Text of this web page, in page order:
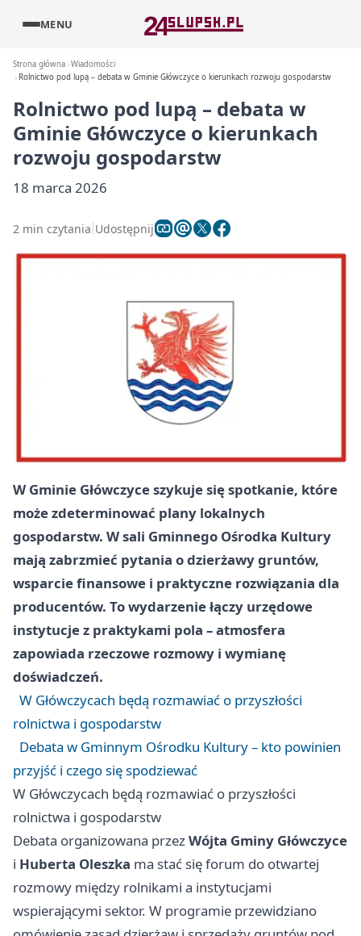
MENU
Strona główna Wiadomości
Rolnictwo pod lupą – debata w Gminie Główczyce o kierunkach rozwoju gospodarstw
Rolnictwo pod lupą – debata w
Gminie Główczyce o kierunkach
rozwoju gospodarstw
18 marca 2026
2 min czytania Udostępnij
W Gminie Główczyce szykuje się spotkanie, które
może zdeterminować plany lokalnych
gospodarstw. W sali Gminnego Ośrodka Kultury
mają zabrzmieć pytania o dzierżawy gruntów,
wsparcie finansowe i praktyczne rozwiązania dla
producentów. To wydarzenie łączy urzędowe
instytucje z praktykami pola – atmosfera
zapowiada rzeczowe rozmowy i wymianę
doświadczeń.
W Główczycach będą rozmawiać o przyszłości
rolnictwa i gospodarstw
Debata w Gminnym Ośrodku Kultury – kto powinien
przyjść i czego się spodziewać
W Główczycach będą rozmawiać o przyszłości
rolnictwa i gospodarstw
Debata organizowana przezWójta Gminy Główczyce
i Huberta Oleszka ma stać się forum do otwartej
rozmowy między rolnikami a instytucjami
wspierającymi sektor. W programie przewidziano